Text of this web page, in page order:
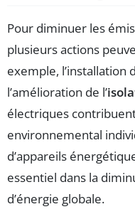
Pour diminuer les
plusieurs actions
exemple, l’installation
l’amélioration de l’
électriques
environnemental
d’appareils
essentiel dans la
d’énergie globale.